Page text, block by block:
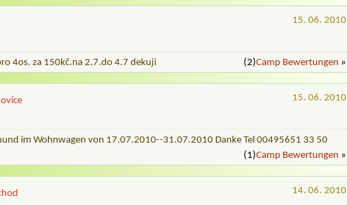
15. 06. 2010
4os. za 150kč.na 2.7.do 4.7 dekuji (2)Camp Bewertungen »
15. 06. 2010
im Wohnwagen von 17.07.2010--31.07.2010 Danke Tel 00495651 33 50
(1)Camp Bewertungen »
14. 06. 2010